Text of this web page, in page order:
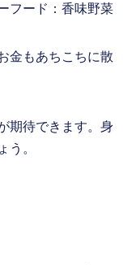
ード：香味野菜
金もあちこちに散
期待できます。身
う。